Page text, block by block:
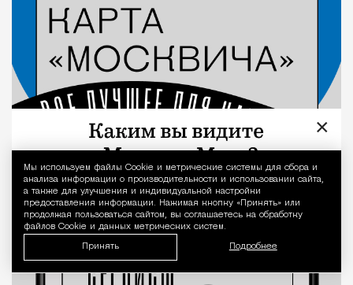
Уведомление
Мы используем файлы Сookie и метрические системы для сбора и
анализа информации о производительности и использовании сайта,
а также для улучшения и индивидуальной настройки
предоставления информации. Нажимая кнопку «Принять» или
продолжая пользоваться сайтом, вы соглашаетесь на обработку
файлов Cookie и данных метрических систем.
Принять Подробнее
×